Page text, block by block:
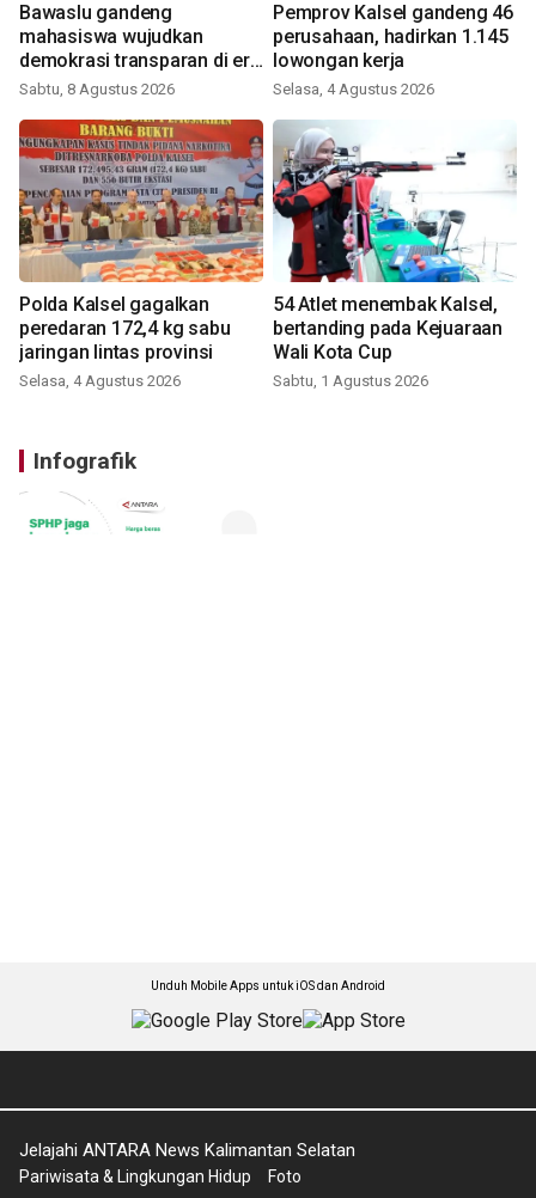
Bawaslu gandeng
mahasiswa wujudkan
demokrasi transparan di era
digital
Sabtu, 8 Agustus 2026
Pemprov Kalsel gandeng 46
perusahaan, hadirkan 1.145
lowongan kerja
Selasa, 4 Agustus 2026
Polda Kalsel gagalkan
peredaran 172,4 kg sabu
jaringan lintas provinsi
Selasa, 4 Agustus 2026
54 Atlet menembak Kalsel,
bertanding pada Kejuaraan
Wali Kota Cup
Sabtu, 1 Agustus 2026
Infografik
Unduh Mobile Apps untuk iOS dan Android
Jelajahi ANTARA News Kalimantan Selatan
Pariwisata & Lingkungan Hidup Foto